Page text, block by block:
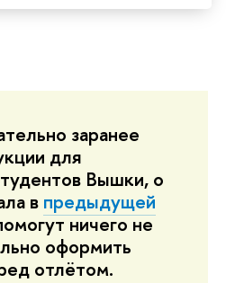
заранее
для
Вышки, о
в предыдущей
ничего не
оформить
отлётом.